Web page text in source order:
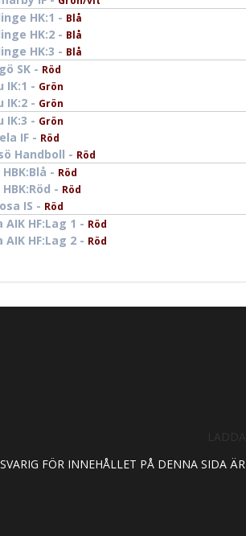
HK:1 - Blå
HK:2 - Blå
HK:3 - Blå
SK - Röd
IK:1 - Grön
IK:2 - Grön
IK:3 - Grön
IF - Röd
Handboll - Röd
- Röd
- Röd
IS - Röd
HF:Lag 1 - Röd
HF:Lag 2 - Röd
FÖR INNEHÅLLET PÅ DENNA SIDA ÄR